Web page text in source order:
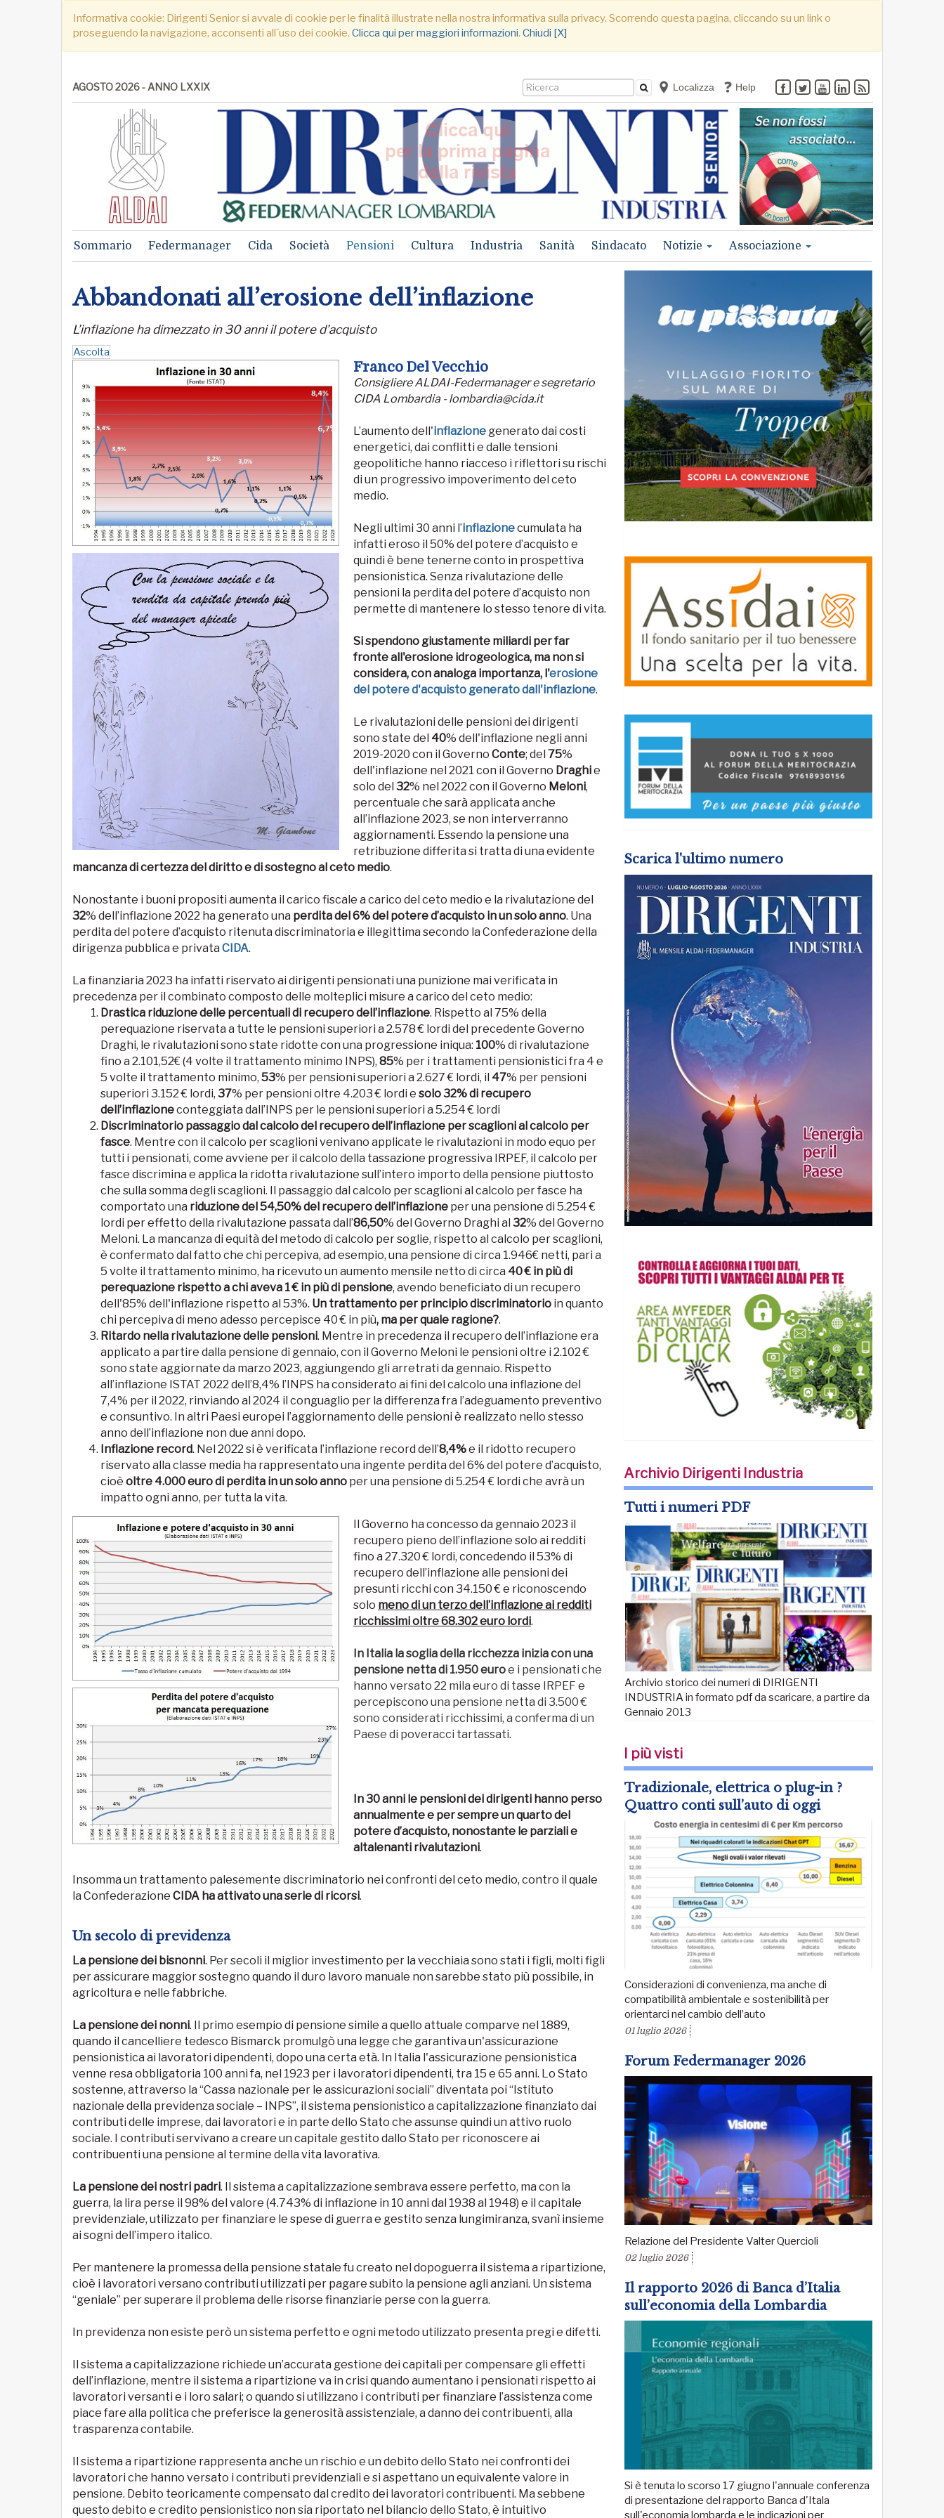
Informativa cookie: Dirigenti Senior si avvale di cookie per le finalità illustrate nella nostra informativa sulla privacy. Scorrendo questa pagina, cliccando su un link o
proseguendo la navigazione, acconsenti all´uso dei cookie. Clicca qui per maggiori informazioni. Chiudi [X]
AGOSTO 2026 - ANNO LXXIX Localizza Help
Sommario Federmanager Cida Società Pensioni Cultura Industria Sanità Sindacato Notizie Associazione
Abbandonati all’erosione dell’inflazione
L’inflazione ha dimezzato in 30 anni il potere d’acquisto
Ascolta
Franco Del Vecchio
Consigliere ALDAI-Federmanager e segretario
CIDA Lombardia - lombardia@cida.it
L’aumento dell'inflazione generato dai costi
energetici, dai conflitti e dalle tensioni
geopolitiche hanno riacceso i riflettori su rischi
di un progressivo impoverimento del ceto
medio.
Negli ultimi 30 anni l’inflazionecumulata ha
infatti eroso il 50% del potere d’acquisto e
quindi è bene tenerne conto in prospettiva
pensionistica. Senza rivalutazione delle
pensioni la perdita del potere d’acquisto non
permette di mantenere lo stesso tenore di vita.
Si spendono giustamente miliardi per far
fronte all'erosione idrogeologica, ma non si
considera, con analoga importanza, l'erosione
del potere d'acquisto generato dall'inflazione.
Le rivalutazioni delle pensioni dei dirigenti
sono state del 40% dell'inflazione negli anni
2019-2020 con il Governo Conte; del 75%
dell'inflazione nel 2021 con il Governo Draghie
solo del 32% nel 2022 con il Governo Meloni,
percentuale che sarà applicata anche
all’inflazione 2023, se non interverranno
aggiornamenti. Essendo la pensione una
retribuzione differita si tratta di una evidente
mancanza di certezza del diritto e di sostegno al ceto medio.
Nonostante i buoni propositi aumenta il carico fiscale a carico del ceto medio e la rivalutazione del
32% dell’inflazione 2022 ha generato una perdita del 6% del potere d’acquisto in un solo anno. Una
perdita del potere d’acquisto ritenuta discriminatoria e illegittima secondo la Confederazione della
dirigenza pubblica e privata CIDA.
La finanziaria 2023 ha infatti riservato ai dirigenti pensionati una punizione mai verificata in
precedenza per il combinato composto delle molteplici misure a carico del ceto medio:
Drastica riduzione delle percentuali di recupero dell’inflazione. Rispetto al 75% della
perequazione riservata a tutte le pensioni superiori a 2.578 € lordi del precedente Governo
Draghi, le rivalutazioni sono state ridotte con una progressione iniqua: 100% di rivalutazione
fino a 2.101,52€ (4 volte il trattamento minimo INPS), 85% per i trattamenti pensionistici fra 4 e
5 volte il trattamento minimo, 53% per pensioni superiori a 2.627 € lordi, il 47% per pensioni
superiori 3.152 € lordi, 37% per pensioni oltre 4.203 € lordi e solo 32% di recupero
dell’inflazioneconteggiata dall’INPS per le pensioni superiori a 5.254 € lordi
Discriminatorio passaggio dal calcolo del recupero dell’inflazione per scaglioni al calcolo per
fasce. Mentre con il calcolo per scaglioni venivano applicate le rivalutazioni in modo equo per
tutti i pensionati, come avviene per il calcolo della tassazione progressiva IRPEF, il calcolo per
fasce discrimina e applica la ridotta rivalutazione sull’intero importo della pensione piuttosto
che sulla somma degli scaglioni. Il passaggio dal calcolo per scaglioni al calcolo per fasce ha
comportato una riduzione del 54,50% del recupero dell’inflazione per una pensione di 5.254 €
lordi per effetto della rivalutazione passata dall’86,50% del Governo Draghi al 32% del Governo
Meloni. La mancanza di equità del metodo di calcolo per soglie, rispetto al calcolo per scaglioni,
è confermato dal fatto che chi percepiva, ad esempio, una pensione di circa 1.946€ netti, pari a
5 volte il trattamento minimo, ha ricevuto un aumento mensile netto di circa 40 € in più di
perequazione rispetto a chi aveva 1 € in più di pensione, avendo beneficiato di un recupero
dell'85% dell'inflazione rispetto al 53%. Un trattamento per principio discriminatorio in quanto
chi percepiva di meno adesso percepisce 40 € in più, ma per quale ragione?.
Ritardo nella rivalutazione delle pensioni. Mentre in precedenza il recupero dell’inflazione era
applicato a partire dalla pensione di gennaio, con il Governo Meloni le pensioni oltre i 2.102 €
sono state aggiornate da marzo 2023, aggiungendo gli arretrati da gennaio. Rispetto
all’inflazione ISTAT 2022 dell’8,4% l’INPS ha considerato ai fini del calcolo una inflazione del
7,4% per il 2022, rinviando al 2024 il conguaglio per la differenza fra l’adeguamento preventivo
e consuntivo. In altri Paesi europei l’aggiornamento delle pensioni è realizzato nello stesso
anno dell’inflazione non due anni dopo.
Inflazione record. Nel 2022 si è verificata l’inflazione record dell’8,4%e il ridotto recupero
riservato alla classe media ha rappresentato una ingente perdita del 6% del potere d’acquisto,
cioè oltre 4.000 euro di perdita in un solo anno per una pensione di 5.254 € lordi che avrà un
impatto ogni anno, per tutta la vita.
Il Governo ha concesso da gennaio 2023 il
recupero pieno dell’inflazione solo ai redditi
fino a 27.320 € lordi, concedendo il 53% di
recupero dell’inflazione alle pensioni dei
presunti ricchi con 34.150 € e riconoscendo
solo meno di un terzo dell’inflazione ai redditi
ricchissimi oltre 68.302 euro lordi.
In Italia la soglia della ricchezza inizia con una
pensione netta di 1.950 euroe i pensionati che
hanno versato 22 mila euro di tasse IRPEF e
percepiscono una pensione netta di 3.500 €
sono considerati ricchissimi, a conferma di un
Paese di poveracci tartassati.
In 30 anni le pensioni dei dirigenti hanno perso
annualmente e per sempre un quarto del
potere d’acquisto, nonostante le parziali e
altalenanti rivalutazioni.
Insomma un trattamento palesemente discriminatorio nei confronti del ceto medio, contro il quale
la Confederazione CIDA ha attivato una serie di ricorsi.
Un secolo di previdenza
La pensione dei bisnonni. Per secoli il miglior investimento per la vecchiaia sono stati i figli, molti figli
per assicurare maggior sostegno quando il duro lavoro manuale non sarebbe stato più possibile, in
agricoltura e nelle fabbriche.
La pensione dei nonni. Il primo esempio di pensione simile a quello attuale comparve nel 1889,
quando il cancelliere tedesco Bismarck promulgò una legge che garantiva un'assicurazione
pensionistica ai lavoratori dipendenti, dopo una certa età. In Italia l'assicurazione pensionistica
venne resa obbligatoria 100 anni fa, nel 1923 per i lavoratori dipendenti, tra 15 e 65 anni. Lo Stato
sostenne, attraverso la “Cassa nazionale per le assicurazioni sociali” diventata poi “Istituto
nazionale della previdenza sociale – INPS”, il sistema pensionistico a capitalizzazione finanziato dai
contributi delle imprese, dai lavoratori e in parte dello Stato che assunse quindi un attivo ruolo
sociale. I contributi servivano a creare un capitale gestito dallo Stato per riconoscere ai
contribuenti una pensione al termine della vita lavorativa.
La pensione dei nostri padri. Il sistema a capitalizzazione sembrava essere perfetto, ma con la
guerra, la lira perse il 98% del valore (4.743% di inflazione in 10 anni dal 1938 al 1948) e il capitale
previdenziale, utilizzato per finanziare le spese di guerra e gestito senza lungimiranza, svanì insieme
ai sogni dell’impero italico.
Per mantenere la promessa della pensione statale fu creato nel dopoguerra il sistema a ripartizione,
cioè i lavoratori versano contributi utilizzati per pagare subito la pensione agli anziani. Un sistema
“geniale” per superare il problema delle risorse finanziarie perse con la guerra.
In previdenza non esiste però un sistema perfetto e ogni metodo utilizzato presenta pregi e difetti.
Il sistema a capitalizzazione richiede un’accurata gestione dei capitali per compensare gli effetti
dell’inflazione, mentre il sistema a ripartizione va in crisi quando aumentano i pensionati rispetto ai
lavoratori versanti e i loro salari; o quando si utilizzano i contributi per finanziare l’assistenza come
piace fare alla politica che preferisce la generosità assistenziale, a danno dei contribuenti, alla
trasparenza contabile.
Il sistema a ripartizione rappresenta anche un rischio e un debito dello Stato nei confronti dei
lavoratori che hanno versato i contributi previdenziali e si aspettano un equivalente valore in
pensione. Debito teoricamente compensato dal credito dei lavoratori contribuenti. Ma sebbene
questo debito e credito pensionistico non sia riportato nel bilancio dello Stato, è intuitivo
Scarica l'ultimo numero
Archivio Dirigenti Industria
Tutti i numeri PDF
Archivio storico dei numeri di DIRIGENTI
INDUSTRIA in formato pdf da scaricare, a partire da
Gennaio 2013
I più visti
Tradizionale, elettrica o plug-in ?
Quattro conti sull’auto di oggi
Considerazioni di convenienza, ma anche di
compatibilità ambientale e sostenibilità per
orientarci nel cambio dell’auto
01 luglio 2026
Forum Federmanager 2026
Relazione del Presidente Valter Quercioli
02 luglio 2026
Il rapporto 2026 di Banca d’Italia
sull’economia della Lombardia
Si è tenuta lo scorso 17 giugno l'annuale conferenza
di presentazione del rapporto Banca d'Itala
sull'economia lombarda e le indicazioni per